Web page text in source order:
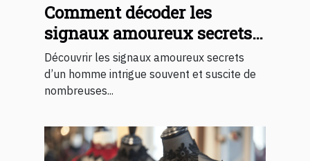
Comment décoder les
signaux amoureux secrets
d'un homme ?
Découvrir les signaux amoureux secrets
d’un homme intrigue souvent et suscite de
nombreuses...